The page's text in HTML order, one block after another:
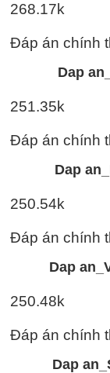
268.17k
Đáp án chính
Dap
251.35k
Đáp án chính
Dap
250.54k
Đáp án chính
Dap
250.48k
Đáp án chính
Dap